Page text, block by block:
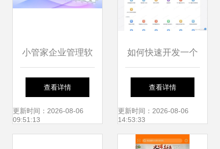
HubSpot 、Zoho
Microsoft
Dynamics 365区模
式应用于转换最终
小管家企业管理软
件:销售管理软件|
财务管理软件|仓库
查看详情
更新时间：2026-08-06
09:51:13
如何快速开发一个
软件 这篇文章讲明
白了——软件销售
也适用的洞见
查看详情
更新时间：2026-08-06
14:53:33